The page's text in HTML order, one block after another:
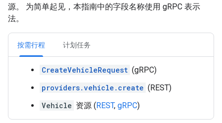
源。 为简单起见，本指南中的字段名称使用 gRPC 表示
法。
按需行程 计划任务
CreateVehicleRequest (gRPC)
providers.vehicle.create (REST)
Vehicle 资源 (REST, gRPC)